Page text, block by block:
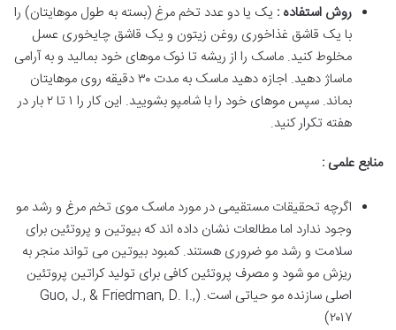
روش استفاده : یک یا دو عدد تخم مرغ (بسته به طول موهایتان) را
با یک قاشق غذاخوری روغن زیتون و یک قاشق چایخوری عسل
مخلوط کنید. ماسک را از ریشه تا نوک موهای خود بمالید و به آرامی
ماساژ دهید. اجازه دهید ماسک به مدت ۳۰ دقیقه روی موهایتان
بماند. سپس موهای خود را با شامپو بشویید. این کار را ۱ تا ۲ بار در
هفته تکرار کنید.
منابع علمی :
اگرچه تحقیقات مستقیمی در مورد ماسک موی تخم مرغ و رشد مو
وجود ندارد اما مطالعات نشان داده اند که بیوتین و پروتئین برای
سلامت و رشد مو ضروری هستند. کمبود بیوتین می تواند منجر به
ریزش مو شود و مصرف پروتئین کافی برای تولید کراتین پروتئین
اصلی سازنده مو حیاتی است. (Guo, J., & Friedman, D. I.,
۲۰۱۷)